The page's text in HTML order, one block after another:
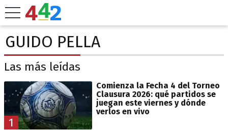
GUIDO PELLA
Las más leídas
1
Comienza la Fecha 4 del Torneo
Clausura 2026: qué partidos se
juegan este viernes y dónde
verlos en vivo